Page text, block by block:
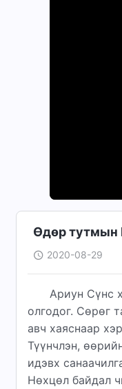
Өдөр тутмын
2020-08-29
Ариун Сүнс
олгодог. Сөрөг
авч хаяснаар
Түүнчлэн,
идэвх
Нөхцөл байдал